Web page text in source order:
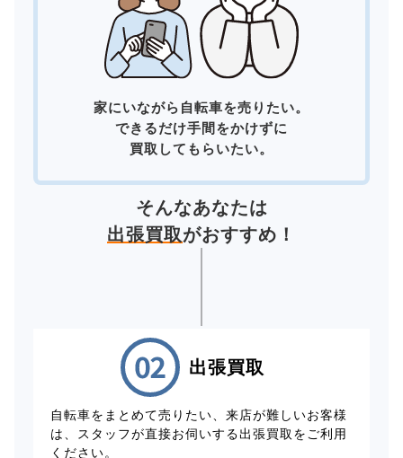
家にいながら自転車を売りたい。
できるだけ手間をかけずに
買取してもらいたい。
そんなあなたは
出張買取がおすすめ！
出張買取
自転車をまとめて売りたい、来店が難しいお客様
は、スタッフが直接お伺いする出張買取をご利用
ください。